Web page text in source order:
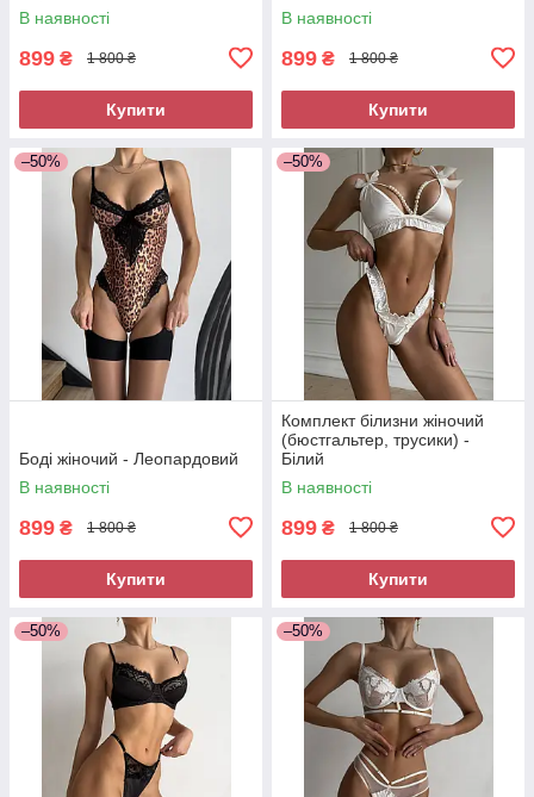
В наявності
899 ₴ 1 800 ₴
Купити
В наявності
899 ₴ 1 800 ₴
Купити
–50%
Боді жіночий - Леопардовий
В наявності
899 ₴ 1 800 ₴
Купити
–50%
Комплект білизни жіночий
(бюстгальтер, трусики) -
Білий
В наявності
899 ₴ 1 800 ₴
Купити
–50% –50%